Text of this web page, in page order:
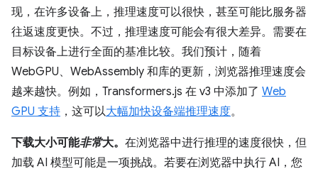
现，在许多设备上，推理速度可以很快，甚至可能比服务器
往返速度更快。不过，推理速度可能会有很大差异。需要在
目标设备上进行全面的基准比较。我们预计，随着
WebGPU、WebAssembly 和库的更新，浏览器推理速度会
越来越快。例如，Transformers.js 在 v3 中添加了 Web
GPU 支持 ，这可以大幅加快设备端推理速度。
下载大小可能非常大。 在浏览器中进行推理的速度很快，但
加载 AI 模型可能是一项挑战。若要在浏览器中执行 AI，您